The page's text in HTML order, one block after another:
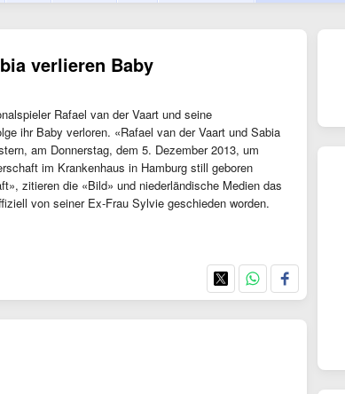
verlieren Baby
Rafael van der Vaart und seine
ihr Baby verloren. «Rafael van der Vaart und Sabia
am Donnerstag, dem 5. Dezember 2013, um
im Krankenhaus in Hamburg still geboren
zitieren die «Bild» und niederländische Medien das
von seiner Ex-Frau Sylvie geschieden worden.